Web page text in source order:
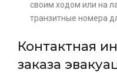
своим ходом или на
транзитные номера
Контактная
заказа